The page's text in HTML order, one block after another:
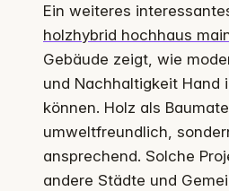
Ein weiteres
holzhybrid hochhaus
Gebäude zeigt, wie
und Nachhaltigkeit Hand
können. Holz als
umweltfreundlich,
ansprechend. Solche
andere Städte und